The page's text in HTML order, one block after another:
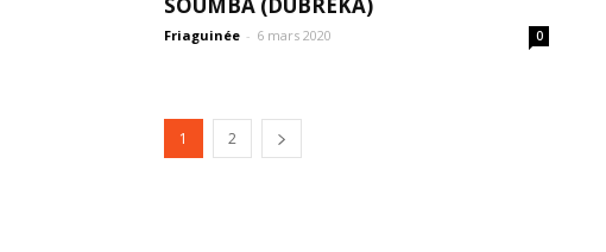
Friaguinée - 6 mars 2020 0
1 2